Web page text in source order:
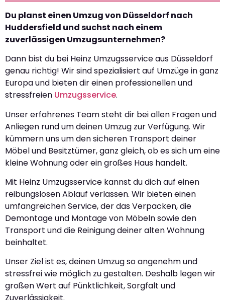
Du planst einen Umzug von Düsseldorf nach
Huddersfield und suchst nach einem
zuverlässigen Umzugsunternehmen?
Dann bist du bei Heinz Umzugsservice aus Düsseldorf
genau richtig! Wir sind spezialisiert auf Umzüge in ganz
Europa und bieten dir einen professionellen und
stressfreien Umzugsservice.
Unser erfahrenes Team steht dir bei allen Fragen und
Anliegen rund um deinen Umzug zur Verfügung. Wir
kümmern uns um den sicheren Transport deiner
Möbel und Besitztümer, ganz gleich, ob es sich um eine
kleine Wohnung oder ein großes Haus handelt.
Mit Heinz Umzugsservice kannst du dich auf einen
reibungslosen Ablauf verlassen. Wir bieten einen
umfangreichen Service, der das Verpacken, die
Demontage und Montage von Möbeln sowie den
Transport und die Reinigung deiner alten Wohnung
beinhaltet.
Unser Ziel ist es, deinen Umzug so angenehm und
stressfrei wie möglich zu gestalten. Deshalb legen wir
großen Wert auf Pünktlichkeit, Sorgfalt und